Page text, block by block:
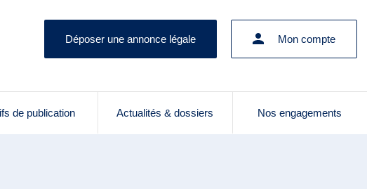
Déposer une annonce légale Mon compte
de publication Actualités & dossiers Nos engagements